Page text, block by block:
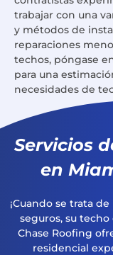
trabajar con una
y métodos de
reparaciones
techos, póngase
para una
necesidades de
Servicios
en
¡Cuando se trata
seguros, su
Chase Roofing
residencial